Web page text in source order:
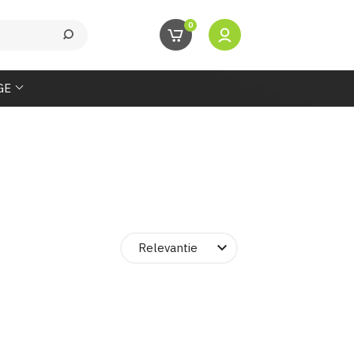
0
Relevantie 